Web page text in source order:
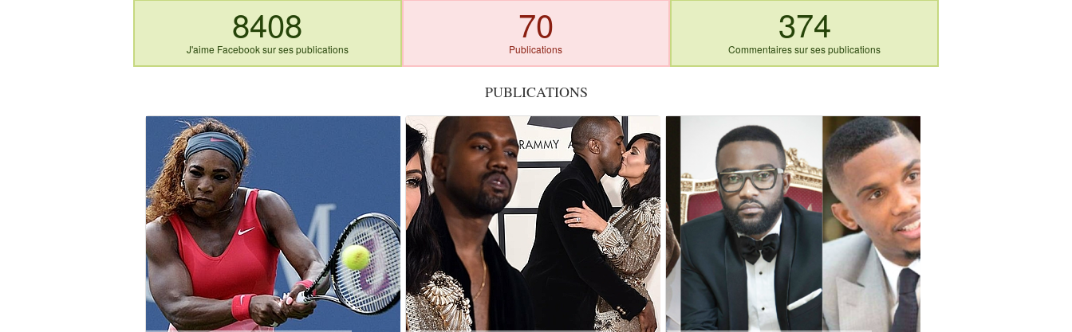
8408
J'aime Facebook sur ses publications
70
Publications
374
Commentaires sur ses publications
PUBLICATIONS